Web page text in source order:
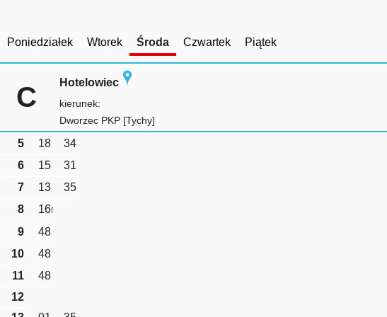
Poniedziałek Wtorek Środa Czwartek Piątek
C Hotelowiec
kierunek:
Dworzec PKP [Tychy]
5 18
34
6
15
31
7
13
35
8
16f
9
48
10
48
11
48
12